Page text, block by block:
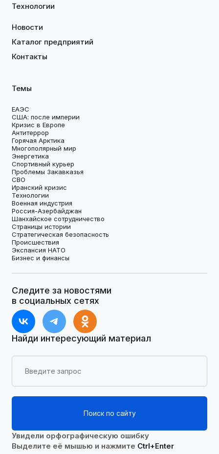
Технологии
Новости
Каталог предприятий
Контакты
Темы
ЕАЭС
США: после империи
Кризис в Европе
Антитеррор
Горячая Арктика
Многополярный мир
Энергетика
Спортивный курьер
Проблемы Закавказья
СВО
Иранский кризис
Технологии
Военная индустрия
Россия-Азербайджан
Шанхайское сотрудничество
Страницы истории
Стратегическая безопасность
Происшествия
Экспансия НАТО
Бизнес и финансы
Следите за новостями
в социальных сетях
Найди интересующий материал
Поиск по сайту
Увидели орфографическую ошибку
Выделите её мышью и нажмите Ctrl+Enter